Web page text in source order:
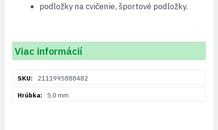
podložky na cvičenie, športové podložky.
Viac informácií
informácií2111995888482
5,0 mm